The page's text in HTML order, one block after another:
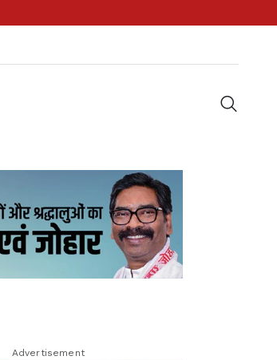
Advertisement